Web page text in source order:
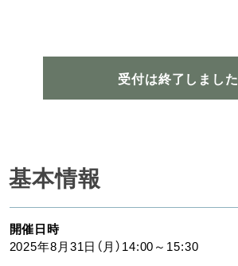
受付は終了しました
基本情報
開催日時
2025年8月31日（月）14:00～15:30